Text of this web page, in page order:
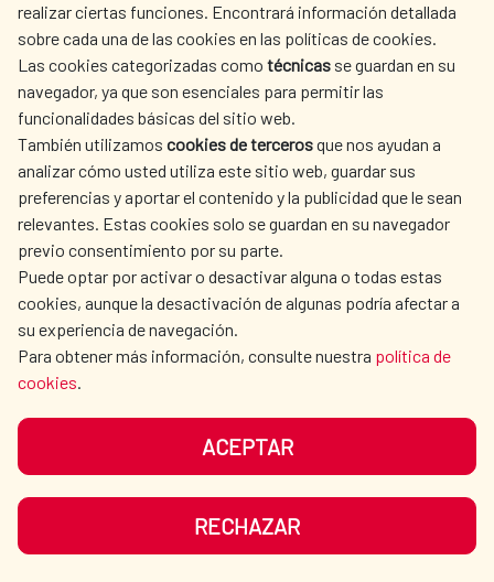
Plan de Drenaje Pluvial en San
Salvador
La Cooperación Española promueve, con
financiación de la Unión Europea, la
elaboración de un Plan Maestro de drenajes
para el área metropolitana de San Salvador,
que propondrá una solución para las
inundaciones que afectan a 14 municipios.
READ MORE
realizar ciertas funciones. Encontrará información detallada
sobre cada una de las cookies en las políticas de cookies.
Las cookies categorizadas como técnicas se guardan en su
navegador, ya que son esenciales para permitir las
funcionalidades básicas del sitio web.
También utilizamos cookies de tercerosque nos ayudan a
analizar cómo usted utiliza este sitio web, guardar sus
preferencias y aportar el contenido y la publicidad que le sean
relevantes. Estas cookies solo se guardan en su navegador
previo consentimiento por su parte.
Puede optar por activar o desactivar alguna o todas estas
cookies, aunque la desactivación de algunas podría afectar a
su experiencia de navegación.
Para obtener más información, consulte nuestra política de
cookies.
ACEPTAR
RECHAZAR